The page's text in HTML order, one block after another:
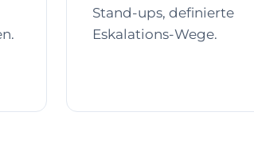
Stand-ups, definierte
Eskalations-Wege.